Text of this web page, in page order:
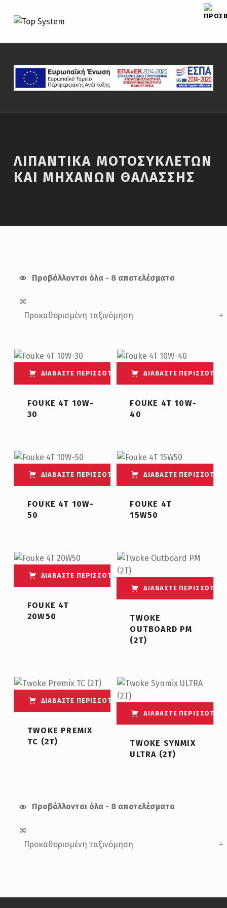
ΛΙΠΑΝΤΙΚΆ ΜΟΤΟΣΥΚΛΕΤΏΝ
ΚΑΙ ΜΗΧΑΝΏΝ ΘΑΛΆΣΣΗΣ
Προβάλλονται όλα - 8 αποτελέσματα
ΔΙΑΒΆΣΤΕ ΠΕΡΙΣΣΌΤΕΡΑ
FOUKE 4T 10W-
30
ΔΙΑΒΆΣΤΕ ΠΕΡΙΣΣΌΤΕΡΑ
FOUKE 4T 10W-
40
ΔΙΑΒΆΣΤΕ ΠΕΡΙΣΣΌΤΕΡΑ
FOUKE 4T 10W-
50
ΔΙΑΒΆΣΤΕ ΠΕΡΙΣΣΌΤΕΡΑ
FOUKE 4T
15W50
ΔΙΑΒΆΣΤΕ ΠΕΡΙΣΣΌΤΕΡΑ
FOUKE 4T
20W50
ΔΙΑΒΆΣΤΕ ΠΕΡΙΣΣΌΤΕΡΑ
TWOKE
OUTBOARD PM
(2T)
ΔΙΑΒΆΣΤΕ ΠΕΡΙΣΣΌΤΕΡΑ
TWOKE PREMIX
TC (2T)
ΔΙΑΒΆΣΤΕ ΠΕΡΙΣΣΌΤΕΡΑ
TWOKE SYNMIX
ULTRA (2T)
Προβάλλονται όλα - 8 αποτελέσματα